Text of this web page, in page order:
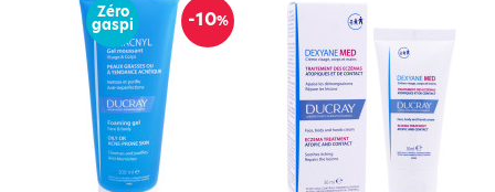
-10%
Zéro
gaspi